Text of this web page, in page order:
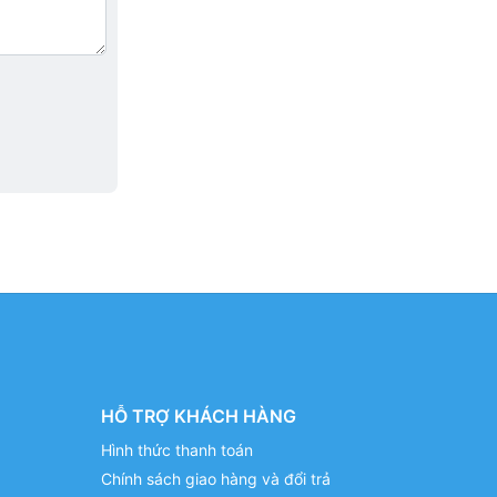
HỖ TRỢ KHÁCH HÀNG
Hình thức thanh toán
Chính sách giao hàng và đổi trả